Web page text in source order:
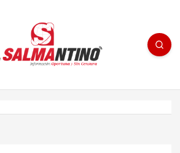
- medios/noticias/editorial